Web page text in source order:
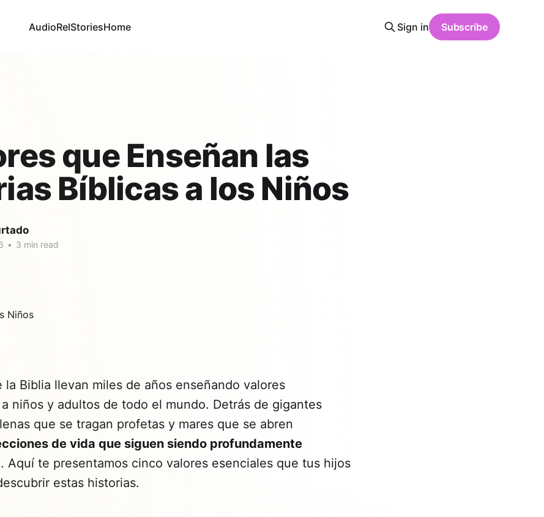
AudioRelStoriesHome Sign in Subscribe
que Enseñan las
Bíblicas a los Niños
• 3 min read
la Biblia llevan miles de años enseñando valores
niños y adultos de todo el mundo. Detrás de gigantes
que se tragan profetas y mares que se abren
de vida que siguen siendo profundamente
. Aquí te presentamos cinco valores esenciales que tus hijos
estas historias.